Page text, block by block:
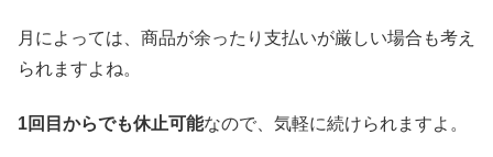
月によっては、商品が余ったり支払いが厳しい場合も考え
られますよね。
1回目からでも休止可能なので、気軽に続けられますよ。